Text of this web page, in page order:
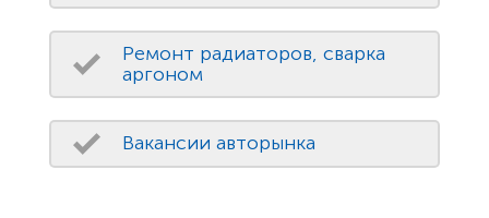
Ремонт радиаторов, сварка
аргоном
Вакансии авторынка